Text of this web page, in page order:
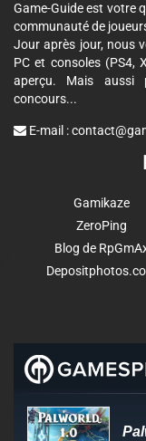
Game-Guide est votre
communauté de
Jour après jour, nous
PC et consoles (PS4,
aperçu. Mais aussi
concours...
E-mail :
Gamikaze
ZeroPing
Blog de